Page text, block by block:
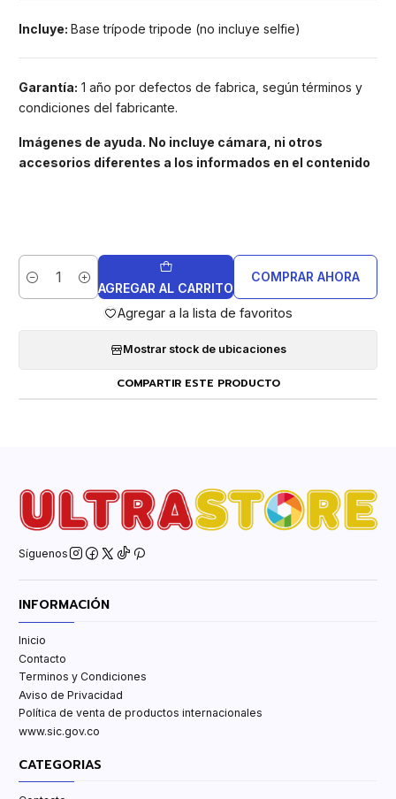
Incluye: Base trípode tripode (no incluye selfie)
Garantía: 1 año por defectos de fabrica, según términos y
condiciones del fabricante.
Imágenes de ayuda. No incluye cámara, ni otros
accesorios diferentes a los informados en el contenido
Cantidad AGREGAR AL CARRITO
COMPRAR AHORA
Agregar a la lista de favoritos
Mostrar stock de ubicaciones
COMPARTIR ESTE PRODUCTO
Síguenos
INFORMACIÓN
Inicio
Contacto
Terminos y Condiciones
Aviso de Privacidad
Política de venta de productos internacionales
www.sic.gov.co
CATEGORIAS